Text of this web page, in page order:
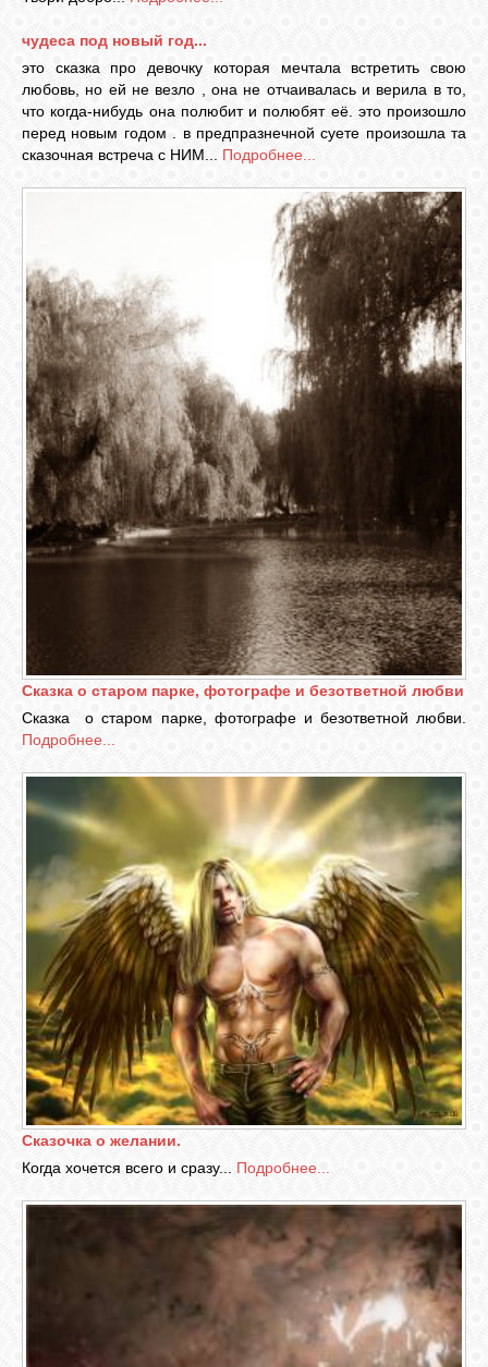
чудеса под новый год...
это сказка про девочку которая мечтала встретить свою
любовь, но ей не везло , она не отчаивалась и верила в то,
что когда-нибудь она полюбит и полюбят её. это произошло
перед новым годом . в предпразнечной суете произошла та
сказочная встреча с НИМ... Подробнее...
Сказка о старом парке, фотографе и безответной любви
Сказка о старом парке, фотографе и безответной любви.
Подробнее...
Сказочка о желании.
Когда хочется всего и сразу... Подробнее...